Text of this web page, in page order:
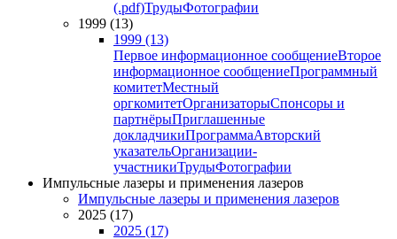
(.pdf)ТрудыФотографии
1999 (13)
1999 (13)
Первое информационное сообщениеВторое
информационное сообщениеПрограммный
комитетМестный
оргкомитетОрганизаторыСпонсоры и
партнёрыПриглашенные
докладчикиПрограммаАвторский
указательОрганизации-
участникиТрудыФотографии
Импульсные лазеры и применения лазеров
Импульсные лазеры и применения лазеров
2025 (17)
2025 (17)